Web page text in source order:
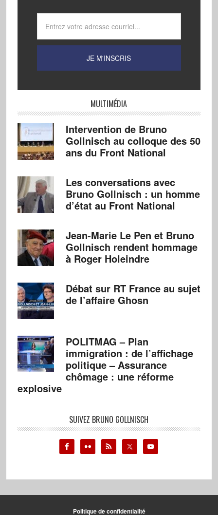
MULTIMÉDIA
Intervention de Bruno
Gollnisch au colloque des 50
ans du Front National
Les conversations avec
Bruno Gollnisch : un homme
d’état au Front National
Jean-Marie Le Pen et Bruno
Gollnisch rendent hommage
à Roger Holeindre
Débat sur RT France au sujet
de l’affaire Ghosn
POLITMAG – Plan
immigration : de l’affichage
politique – Assurance
chômage : une réforme
explosive
SUIVEZ BRUNO GOLLNISCH
Politique de confidentialité